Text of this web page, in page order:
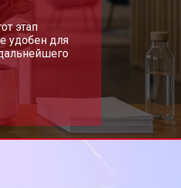
Заказать
этап
удобен для